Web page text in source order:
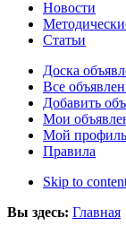
Новости
Статьи
Доска
Все
Добавить
Мои
Мой профиль
Правила
Skip to
Вы здесь: Главная